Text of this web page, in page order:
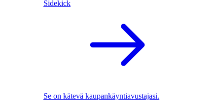
Sidekick
Se on kätevä kaupankäyntiavustajasi.